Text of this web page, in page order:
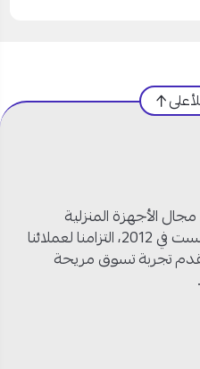
الأجهزة المنزلية
والكهربائية وأنظمة التكييف. تأسست في 2012، التزامنا لعملائنا
تجربة تسوق مريحة